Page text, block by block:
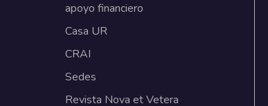
apoyo financiero
Casa UR
CRAI
Sedes
Revista Nova et Vetera